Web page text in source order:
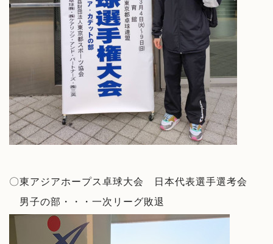
〇東アジアホープス卓球大会 日本代表選手選考会
男子の部・・・一次リーグ敗退